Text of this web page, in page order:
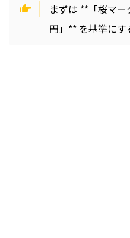
まずは **「桜マ
円」** を基準にす